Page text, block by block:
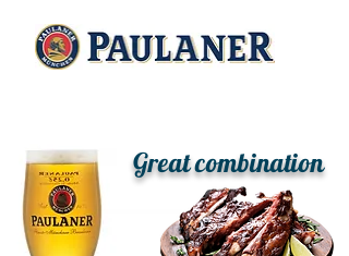
Great combination